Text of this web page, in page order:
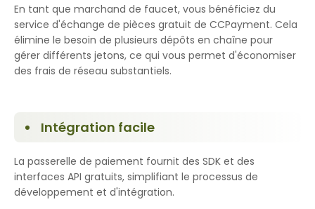
En tant que marchand de faucet, vous bénéficiez du
service d'échange de pièces gratuit de CCPayment. Cela
élimine le besoin de plusieurs dépôts en chaîne pour
gérer différents jetons, ce qui vous permet d'économiser
des frais de réseau substantiels.
Intégration facile
La passerelle de paiement fournit des SDK et des
interfaces API gratuits, simplifiant le processus de
développement et d'intégration.